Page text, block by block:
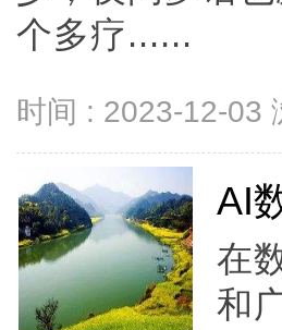
个多疗......
时间 : 2023-12-03
AI
在
和